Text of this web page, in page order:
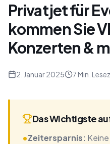
Privatjet für
kommen Sie
Konzerten &
2. Januar 2025 7 Min.
Das Wichtigste
•Zeitersparnis: